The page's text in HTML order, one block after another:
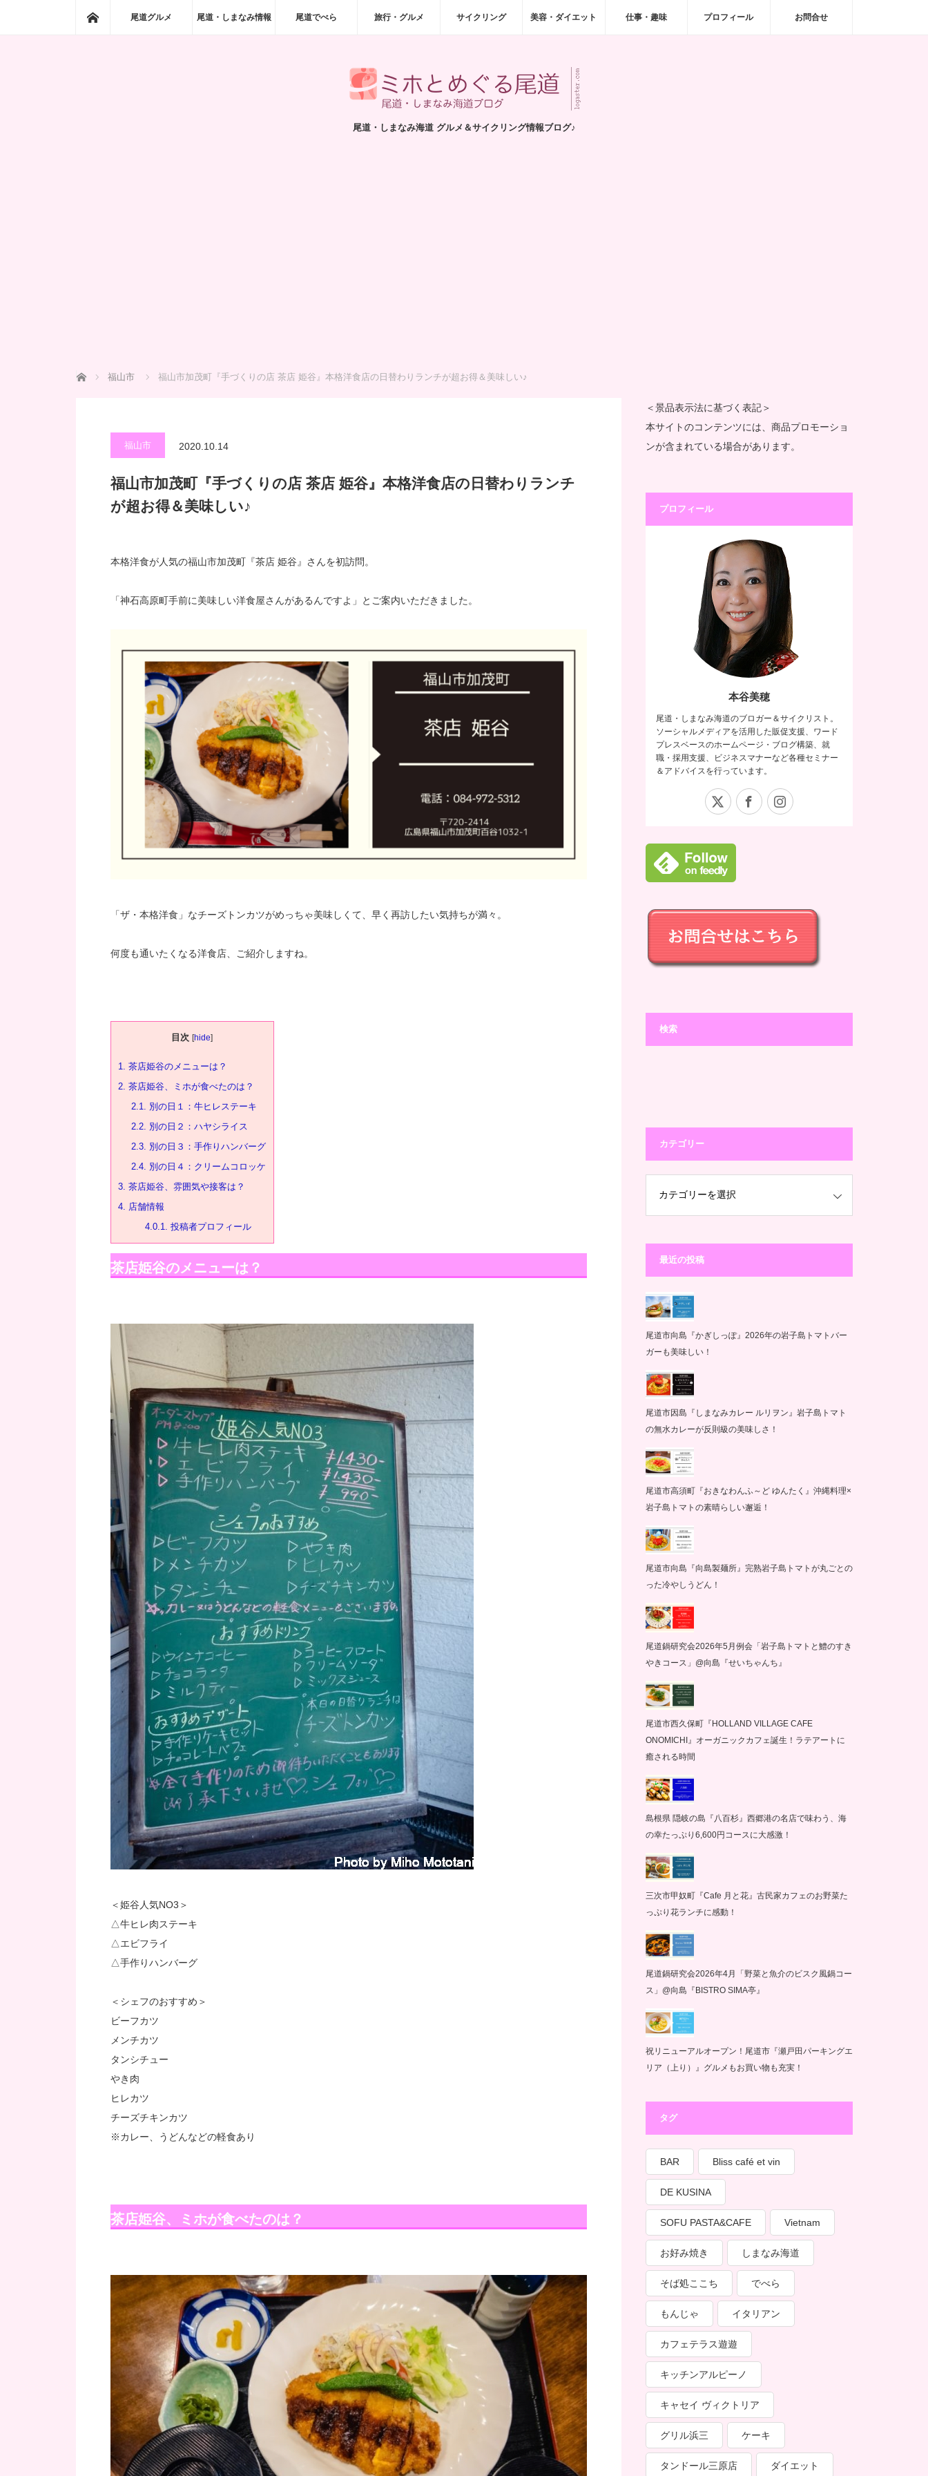
ホーム尾道グルメ 尾道・しまなみ情報 尾道でべら 旅行・グルメ サイクリング 美容・ダイエット 仕事・趣味 プロフィール お問合せ
尾道・しまなみ海道 グルメ＆サイクリング情報ブログ♪
ホーム 福山市 福山市加茂町『手づくりの店 茶店 姫谷』本格洋食店の日替わりランチが超お得＆美味しい♪
福山市 2020.10.14
福山市加茂町『手づくりの店 茶店 姫谷』本格洋食店の日替わりランチ
が超お得＆美味しい♪
本格洋食が人気の福山市加茂町『茶店 姫谷』さんを初訪問。
「神石高原町手前に美味しい洋食屋さんがあるんですよ」とご案内いただきました。
「ザ・本格洋食」なチーズトンカツがめっちゃ美味しくて、早く再訪したい気持ちが満々。
何度も通いたくなる洋食店、ご紹介しますね。
目次 [hide]
1.
茶店姫谷のメニューは？
2. 茶店姫谷、ミホが食べたのは？
2.1.
別の日１：牛ヒレステーキ
2.2. 別の日２：ハヤシライス
2.3. 別の日３：手作りハンバーグ
2.4. 別の日４：クリームコロッケ
3. 茶店姫谷、雰囲気や接客は？
4.
店舗情報
4.0.1.
投稿者プロフィール
茶店姫谷のメニューは？
＜姫谷人気NO3＞
△牛ヒレ肉ステーキ
△エビフライ
△手作りハンバーグ
＜シェフのおすすめ＞
ビーフカツ
メンチカツ
タンシチュー
やき肉
ヒレカツ
チーズチキンカツ
※カレー、うどんなどの軽食あり
茶店姫谷、ミホが食べたのは？
＜景品表示法に基づく表記＞
本サイトのコンテンツには、商品プロモーショ
ンが含まれている場合があります。
プロフィール
本谷美穂
尾道・しまなみ海道のブロガー＆サイクリスト。
ソーシャルメディアを活用した販促支援、ワード
プレスベースのホームページ・ブログ構築、就
職・採用支援、ビジネスマナーなど各種セミナー
＆アドバイスを行っています。
Facebook
検索
カテゴリー
最近の投稿
尾道市向島『かぎしっぽ』2026年の岩子島トマトバー
ガーも美味しい！
尾道市因島『しまなみカレー ルリヲン』岩子島トマト
の無水カレーが反則級の美味しさ！
尾道市高須町『おきなわんふ～ど ゆんたく』沖縄料理×
岩子島トマトの素晴らしい邂逅！
尾道市向島『向島製麺所』完熟岩子島トマトが丸ごとの
った冷やしうどん！
尾道鍋研究会2026年5月例会「岩子島トマトと鱧のすき
やきコース」@向島『せいちゃんち』
尾道市西久保町『HOLLAND VILLAGE CAFE
ONOMICHI』オーガニックカフェ誕生！ラテアートに
癒される時間
島根県 隠岐の島『八百杉』西郷港の名店で味わう、海
の幸たっぷり6,600円コースに大感激！
三次市甲奴町『Cafe 月と花』古民家カフェのお野菜た
っぷり花ランチに感動！
尾道鍋研究会2026年4月「野菜と魚介のビスク風鍋コー
ス」@向島『BISTRO SIMA亭』
祝リニューアルオープン！尾道市『瀬戸田パーキングエ
リア（上り）』グルメもお買い物も充実！
タグ
BAR Bliss café et vin
DE KUSINA
SOFU PASTA&CAFE Vietnam
お好み焼き しまなみ海道
そば処ここち でべら
もんじゃ イタリアン
カフェテラス遊遊
キッチンアルピーノ
キャセイ ヴィクトリア
グリル浜三 ケーキ
タンドール三原店 ダイエット